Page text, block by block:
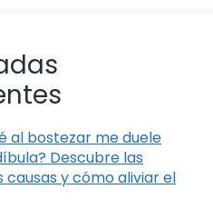
al bostezar me duele
Descubre las
causas y cómo aliviar el